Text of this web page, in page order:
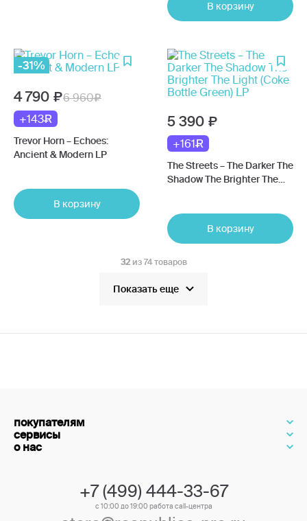
В корзину
-31%
4 790
6 960
+143
Trevor Horn – Echoes:
Ancient & Modern LP
В корзину
5 390
+161
The Streets – The Darker The
Shadow The Brighter The
В корзину
32 из 74 товаров
Показать еще
покупателям
сервисы
о нас
+7 (499) 444-33-67
с 10:00 до 19:00 работа call-центра